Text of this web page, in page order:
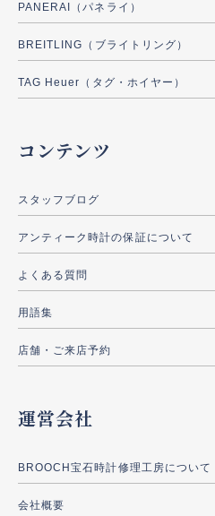
PANERAI（パネライ）
BREITLING（ブライトリング）
TAG Heuer（タグ・ホイヤー）
コンテンツ
スタッフブログ
アンティーク時計の保証について
よくある質問
用語集
店舗・ご来店予約
運営会社
BROOCH宝石時計修理工房について
会社概要